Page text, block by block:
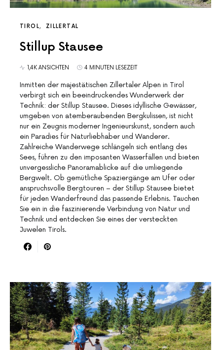
TIROL ZILLERTAL
Stillup Stausee
1,4K ANSICHTEN 4 MINUTEN LESEZEIT
Inmitten der majestätischen Zillertaler Alpen in Tirol
verbirgt sich ein beeindruckendes Wunderwerk der
Technik: der Stillup Stausee. Dieses idyllische Gewässer,
umgeben von atemberaubenden Bergkulissen, ist nicht
nur ein Zeugnis moderner Ingenieurskunst, sondern auch
ein Paradies für Naturliebhaber und Wanderer.
Zahlreiche Wanderwege schlängeln sich entlang des
Sees, führen zu den imposanten Wasserfällen und bieten
unvergessliche Panoramablicke auf die umliegende
Bergwelt. Ob gemütliche Spaziergänge am Ufer oder
anspruchsvolle Bergtouren – der Stillup Stausee bietet
für jeden Wanderfreund das passende Erlebnis. Tauchen
Sie ein in die faszinierende Verbindung von Natur und
Technik und entdecken Sie eines der versteckten
Juwelen Tirols.